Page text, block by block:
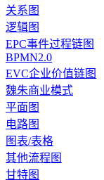
关系图
逻辑图
EPC事件过程链图
BPMN2.0
EVC企业价值链图
魏朱商业模式
平面图
电路图
图表/表格
其他流程图
甘特图